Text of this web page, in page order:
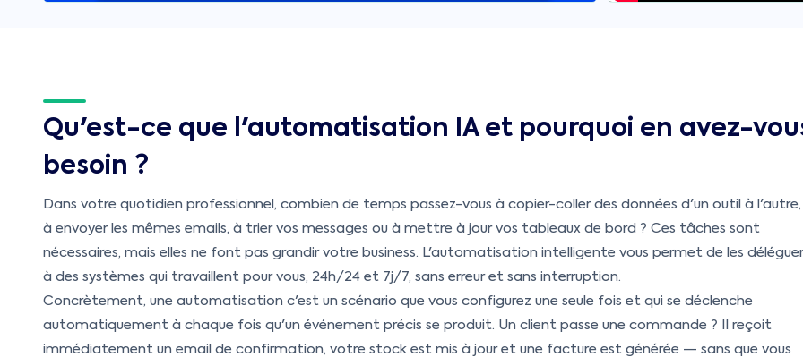
Qu'est-ce que l'automatisation IA et pourquoi en avez-
besoin ?
Dans votre quotidien professionnel, combien de temps passez-vous à copier-coller des données d'un outil à l'autre,
à envoyer les mêmes emails, à trier vos messages ou à mettre à jour vos tableaux de bord ? Ces tâches sont
nécessaires, mais elles ne font pas grandir votre business. L'automatisation intelligente vous permet de les déléguer
à des systèmes qui travaillent pour vous, 24h/24 et 7j/7, sans erreur et sans interruption.
Concrètement, une automatisation c'est un scénario que vous configurez une seule fois et qui se déclenche
automatiquement à chaque fois qu'un événement précis se produit. Un client passe une commande ? Il reçoit
immédiatement un email de confirmation, votre stock est mis à jour et une facture est générée — sans que vous